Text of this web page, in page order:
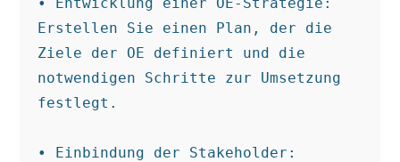
Erstellen Sie einen Plan, der die
Ziele der OE definiert und die
notwendigen Schritte zur Umsetzung
festlegt.
• Einbindung der Stakeholder: